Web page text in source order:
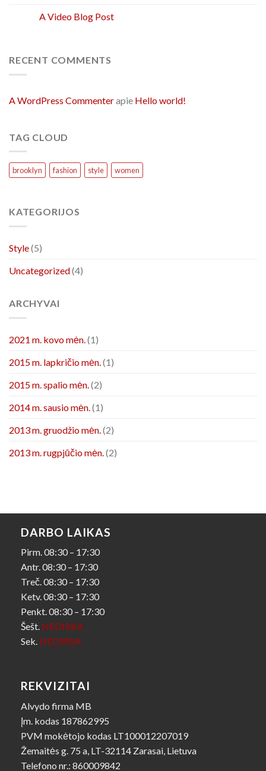
A Video Blog Post
RECENT COMMENTS
A WordPress Commenterapie Hello world!
TAG CLOUD
brooklyn fashion style women
KATEGORIJOS
Style(5)
Uncategorized(4)
ARCHYVAI
2021 m. kovo mėn. (1)
2015 m. lapkričio mėn. (1)
2015 m. spalio mėn. (2)
2014 m. sausio mėn. (1)
2013 m. gruodžio mėn. (2)
2013 m. rugpjūčio mėn. (2)
DARBO LAIKAS
Pirm. 08:30 – 17:30
Antr. 08:30 – 17:30
Treč. 08:30 – 17:30
Ketv. 08:30 – 17:30
Penkt. 08:30 – 17:30
Šešt. NEDIRBA
Sek. NEDIRBA
REKVIZITAI
Alvydo firma MB
Įm. kodas 187862995
PVM mokėtojo kodas LT100012207019
Žemaitės g. 75 a, LT-32114 Zarasai, Lietuva
Telefono nr.: 860009842